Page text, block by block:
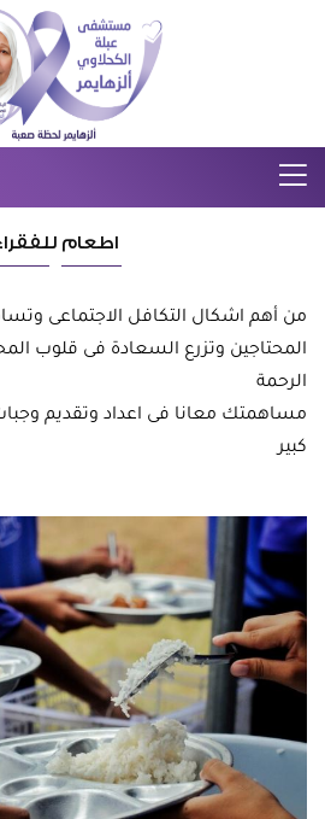
اطعام
من أهم اشكال التكافل الاجتماعى
المحتاجين وتزرع السعادة فى قلوب
الرحمة
مساهمتك معانا فى اعداد وتقديم وجبات
كبير